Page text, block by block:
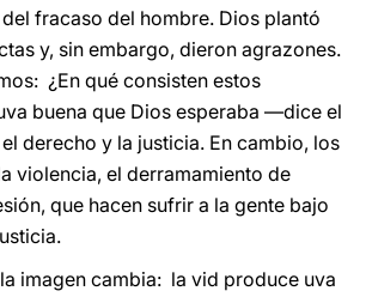
fracaso del hombre. Dios plantó
y, sin embargo, dieron agrazones.
¿En qué consisten estos
buena que Dios esperaba —dice el
derecho y la justicia. En cambio, los
violencia, el derramamiento de
que hacen sufrir a la gente bajo
imagen cambia: la vid produce uva